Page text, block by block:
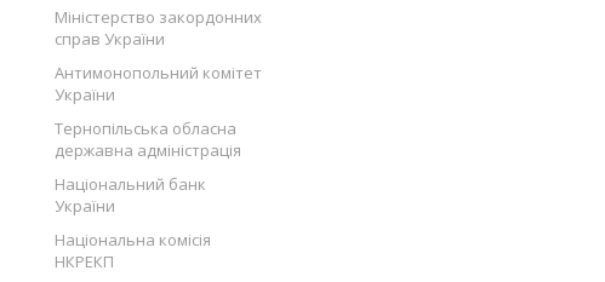
Міністерство закордонних
справ України
Антимонопольний комітет
України
Тернопільська обласна
державна адміністрація
Національний банк
України
Національна комісія
НКРЕКП